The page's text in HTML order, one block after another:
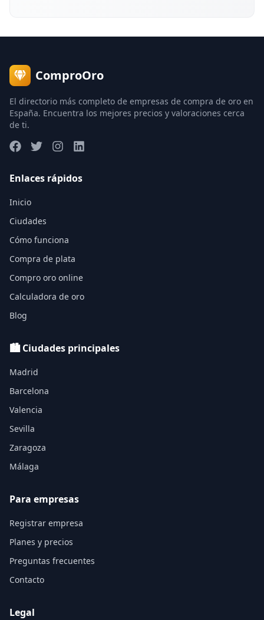
ComproOro
El directorio más completo de empresas de compra de oro en
España. Encuentra los mejores precios y valoraciones cerca
de ti.
Enlaces rápidos
Inicio
Ciudades
Cómo funciona
Compra de plata
Compro oro online
Calculadora de oro
Blog
🏙️ Ciudades principales
Madrid
Barcelona
Valencia
Sevilla
Zaragoza
Málaga
Para empresas
Registrar empresa
Planes y precios
Preguntas frecuentes
Contacto
Legal